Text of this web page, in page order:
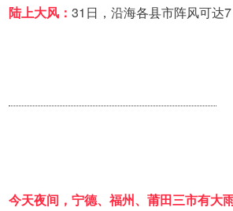
陆上大风： 31日，沿海各县市阵风可达7
今天夜间，宁德、福州、莆田三市有大雨